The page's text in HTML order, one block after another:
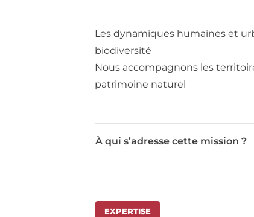
Les dynamiques humaines et
biodiversité
Nous accompagnons les
patrimoine naturel
À qui s’adresse cette mission ?
EXPERTISE